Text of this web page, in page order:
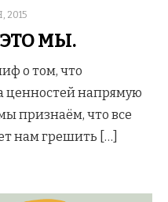
2015
МЫ.
о том, что
ценностей напрямую
признаём, что все
нам грешить […]